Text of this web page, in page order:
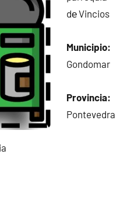
dе Vincios
Municipio:
Gondomar
Provincia:
Pontevedra